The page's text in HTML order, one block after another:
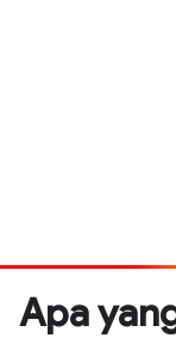
Apa